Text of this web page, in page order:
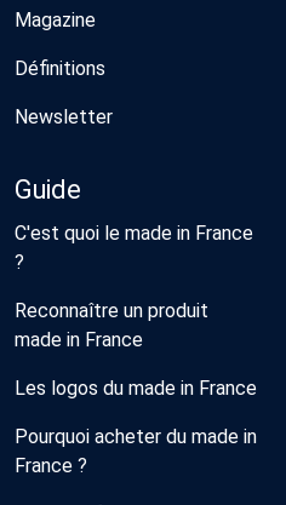
Magazine
Définitions
Newsletter
Guide
C'est quoi le made in France
?
Reconnaître un produit
made in France
Les logos du made in France
Pourquoi acheter du made in
France ?